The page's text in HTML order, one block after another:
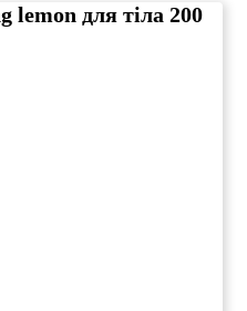
lemon для тіла 200